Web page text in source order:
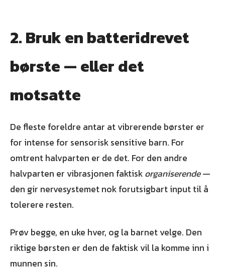
2. Bruk en batteridrevet
børste — eller det
motsatte
De fleste foreldre antar at vibrerende børster er
for intense for sensorisk sensitive barn. For
omtrent halvparten er de det. For den andre
halvparten er vibrasjonen faktiskorganiserende—
den gir nervesystemet nok forutsigbart input til å
tolerere resten.
Prøv begge, en uke hver, og la barnet velge. Den
riktige børsten er den de faktisk vil la komme inn i
munnen sin.